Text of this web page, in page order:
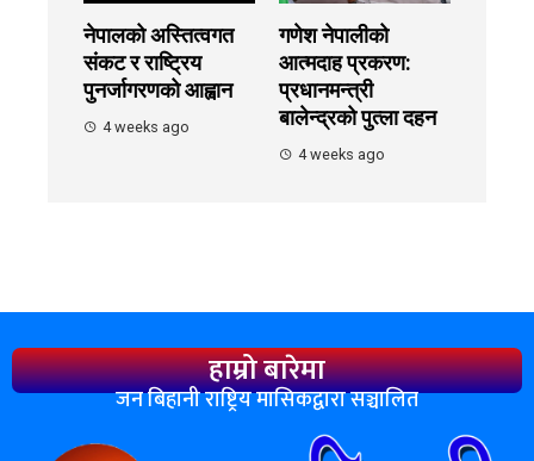
नेपालको अस्तित्वगत
संकट र राष्ट्रिय
पुनर्जागरणको आह्वान
4 weeks ago
गणेश नेपालीको
आत्मदाह प्रकरण:
प्रधानमन्त्री
बालेन्द्रको पुत्ला दहन
4 weeks ago
हाम्रो बारेमा
जन बिहानी राष्ट्रिय मासिकद्वारा सञ्चालित